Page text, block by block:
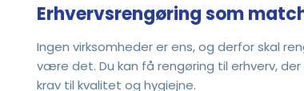
Erhvervsrengøring som
Ingen virksomheder er ens, og derfor skal
være det. Du kan få rengøring til erhverv,
krav til kvalitet og hygiejne.